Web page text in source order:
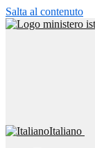
Salta al contenuto
Italiano